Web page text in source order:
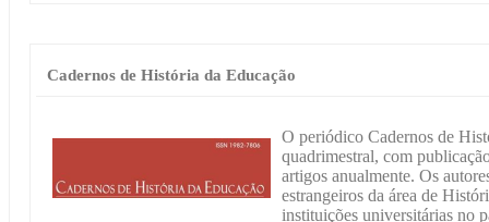
Cadernos de História da Educação
O periódico Cadernos de
quadrimestral, com
artigos anualmente. Os
estrangeiros da área de
instituições universitárias no